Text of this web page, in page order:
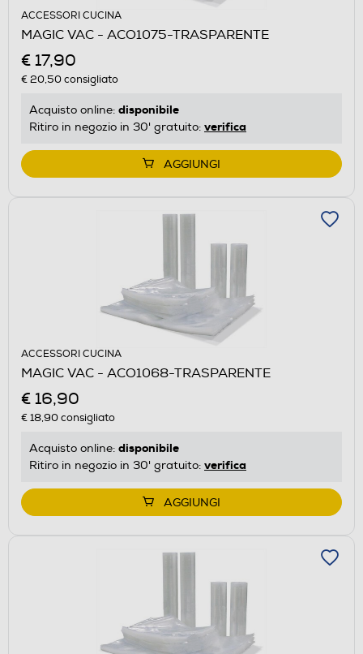
ACCESSORI CUCINA
MAGIC VAC - ACO1075-TRASPARENTE
€ 17,90
€ 20,50consigliato
Acquisto online: disponibile
Ritiro in negozio in 30' gratuito: verifica
AGGIUNGI
ACCESSORI CUCINA
MAGIC VAC - ACO1068-TRASPARENTE
€ 16,90
€ 18,90consigliato
Acquisto online: disponibile
Ritiro in negozio in 30' gratuito: verifica
AGGIUNGI